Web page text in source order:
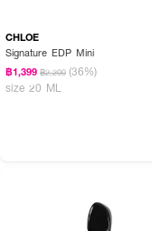
CHLOE
Signature EDP Mini
฿1,399 ฿2,200 (36%)
size 20 ML